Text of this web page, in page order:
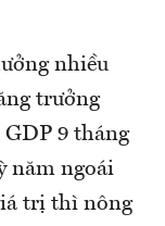
nhiều
trưởng
9 tháng
năm ngoái
trị thì nông